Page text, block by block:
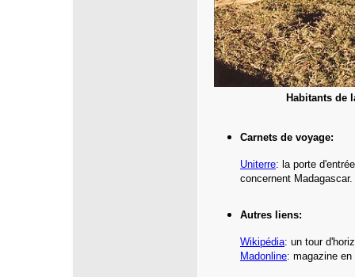
Habitants de
Carnets de voyage:
Uniterre: la porte
concernent Madagascar.
Autres liens:
Wikipédia: un tour
Madonline: magazine